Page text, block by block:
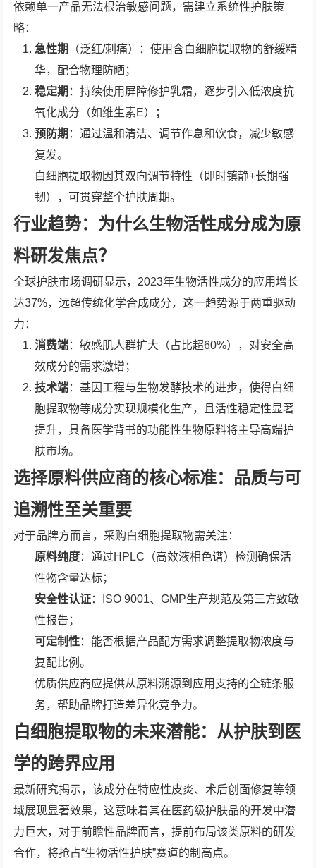
依赖单一产品无法根治敏感问题，需建立系统性护肤策
略：
急性期
（泛红/刺痛）：使用含白细胞提取物的舒缓精
华，配合物理防晒；
稳定期 ：持续使用屏障修护乳霜，逐步引入低浓度抗
氧化成分（如维生素E）；
预防期 ：通过温和清洁、调节作息和饮食，减少敏感
复发。
白细胞提取物因其双向调节特性（即时镇静+长期强
韧），可贯穿整个护肤周期。
行业趋势：为什么生物活性成分成为原
料研发焦点？
全球护肤市场调研显示，2023年生物活性成分的应用增长
达37%，远超传统化学合成成分，这一趋势源于两重驱动
力：
消费端：敏感肌人群扩大（占比超60%），对安全高
效成分的需求激增；
技术端：基因工程与生物发酵技术的进步，使得白细
胞提取物等成分实现规模化生产，且活性稳定性显著
提升，具备医学背书的功能性生物原料将主导高端护
肤市场。
选择原料供应商的核心标准：品质与可
追溯性至关重要
对于品牌方而言，采购白细胞提取物需关注：
原料纯度：通过HPLC（高效液相色谱）检测确保活
性物含量达标；
安全性认证：ISO 9001、GMP生产规范及第三方致敏
性报告；
可定制性：能否根据产品配方需求调整提取物浓度与
复配比例。
优质供应商应提供从原料溯源到应用支持的全链条服
务，帮助品牌打造差异化竞争力。
白细胞提取物的未来潜能：从护肤到医
学的跨界应用
最新研究揭示，该成分在特应性皮炎、术后创面修复等领
域展现显著效果，这意味着其在医药级护肤品的开发中潜
力巨大，对于前瞻性品牌而言，提前布局该类原料的研发
合作，将抢占“生物活性护肤”赛道的制高点。